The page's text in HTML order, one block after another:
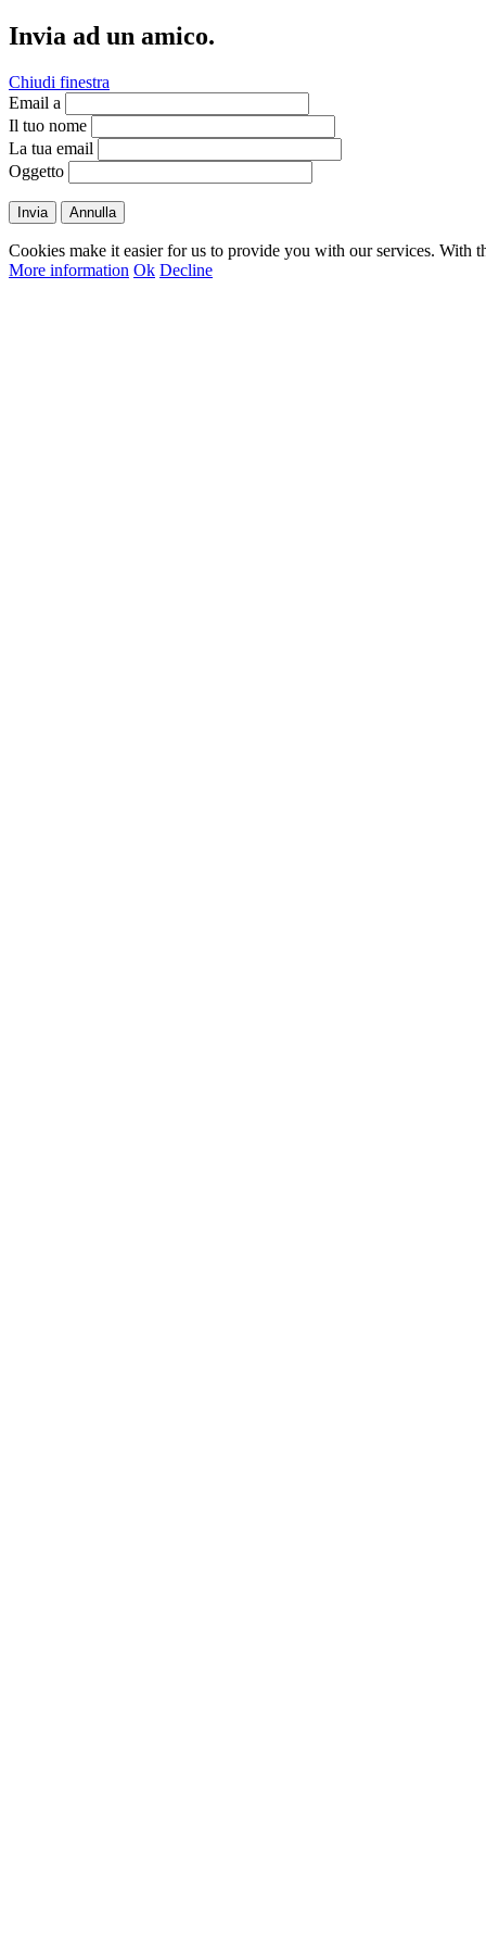
Invia ad un amico.
Chiudi finestra
Email a
Il tuo nome
La tua email
Oggetto
Invia Annulla
Cookies make it easier for us to provide you with our services. With
More information Ok Decline